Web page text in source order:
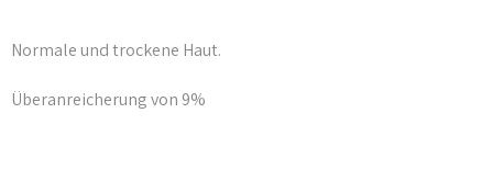
Normale und trockene Haut.
Überanreicherung von 9%